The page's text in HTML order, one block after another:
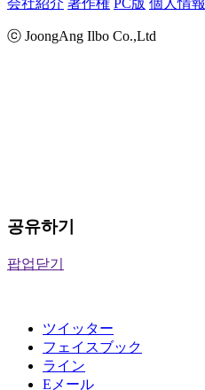
会社紹介 著作権 PC版 個人情報
ⓒ JoongAng Ilbo Co.,Ltd
공유하기
팝업닫기
ツイッター
フェイスブック
ライン
Eメール